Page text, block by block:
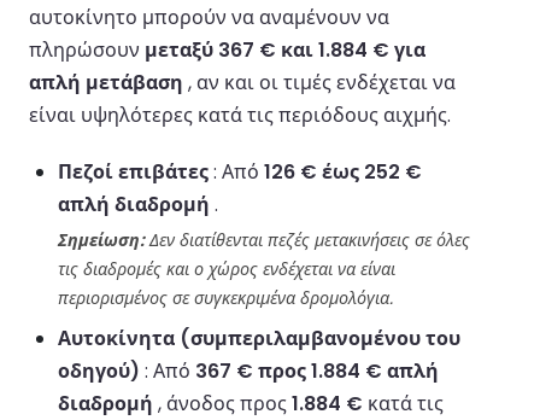
αυτοκίνητο μπορούν να αναμένουν να
πληρώσουν μεταξύ 367 € και 1.884 € για
απλή μετάβαση , αν και οι τιμές ενδέχεται να
είναι υψηλότερες κατά τις περιόδους αιχμής.
Πεζοί επιβάτες: Από 126 € έως 252 €
απλή διαδρομή .
Σημείωση:Δεν διατίθενται πεζές μετακινήσεις σε όλες
τις διαδρομές και ο χώρος ενδέχεται να είναι
περιορισμένος σε συγκεκριμένα δρομολόγια.
Αυτοκίνητα (συμπεριλαμβανομένου του
οδηγού) : Από 367 € προς 1.884 € απλή
διαδρομή , άνοδος προς1.884 € κατά τις